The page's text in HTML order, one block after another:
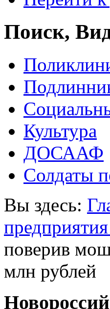
Поиск,
Культура
ДОСААФ
Солдаты
Вы здесь:
поверив
млн рублей